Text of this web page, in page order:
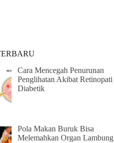
Cara Mencegah Penurunan
Penglihatan Akibat Retinopati
Diabetik
Pola Makan Buruk Bisa
Melemahkan Organ Lambung